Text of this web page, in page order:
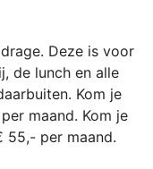
Deze is voor
de lunch en alle
Kom je
maand. Kom je
55,- per maand.